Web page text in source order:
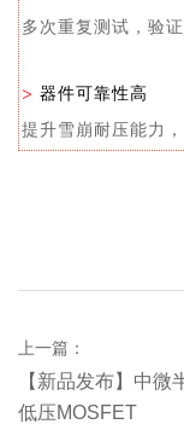
多次重复测试，验
> 器件可靠性高
提升雪崩耐压能力
上一篇：
【新品发布】中
低压MOSFET